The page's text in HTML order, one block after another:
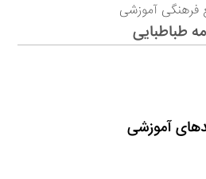
فرهنگی آموزشی
طباطبایی
آموزشی